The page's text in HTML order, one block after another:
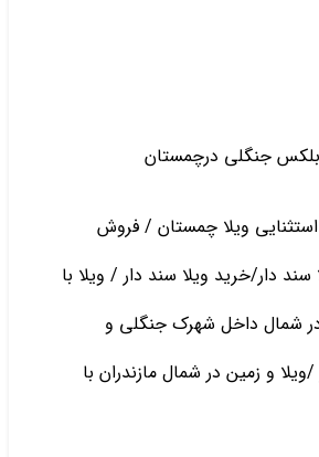
جنگلی درچمستان
ویلا چمستان / فروش
دار/خرید ویلا سند دار / ویلا با
شمال داخل شهرک جنگلی و
و زمین در شمال مازندران با